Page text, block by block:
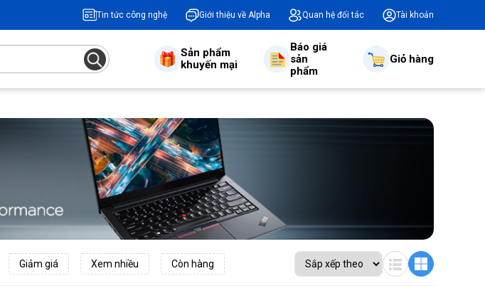
Tin tức công nghệ Giới thiệu về Alpha Quan hệ đối tác Tài khoản
Sản phẩm
khuyến mại
Báo giá
sản
phẩm
Giỏ hàng
Giảm giá Xem nhiều Còn hàng